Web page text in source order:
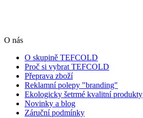
O nás
O skupině TEFCOLD
Proč si vybrat TEFCOLD
Přeprava zboží
Reklamní polepy "branding"
Ekologicky šetrmé kvalitní produkty
Novinky a blog
Záruční podmínky